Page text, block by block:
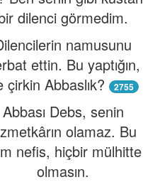
dilenci görmedim.
namusunu
ettin. Bu yaptığın,
çirkin Abbaslık?
2755
Abbası Debs, senin
olamaz. Bu
nefis, hiçbir mülhitte
olmasın.